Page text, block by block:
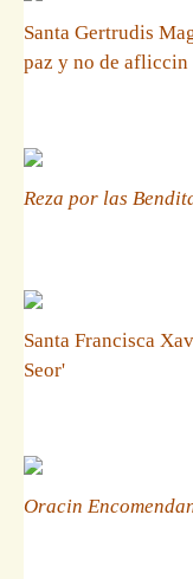
Santa Gertrudis
paz y no de afliccin
Reza por las
Santa Francisca
Seor'
Oracin